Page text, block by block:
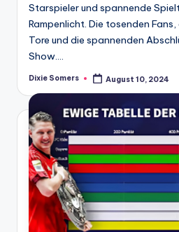
Starspieler und spannende
Rampenlicht. Die tosenden
Tore und die spannenden
Show.…
Posted
Dixie Somers August 10, 2024